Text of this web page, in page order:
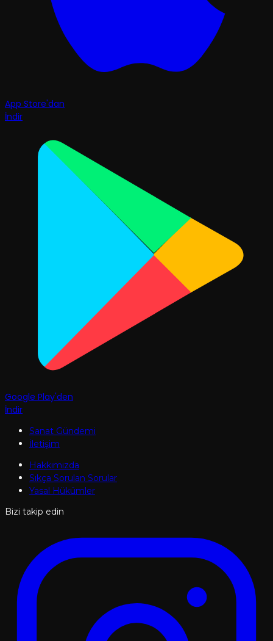
App Store'dan
İndir
Google Play'den
İndir
Sanat Gündemi
İletişim
Hakkımızda
Sıkça Sorulan Sorular
Yasal Hükümler
Bizi takip edin